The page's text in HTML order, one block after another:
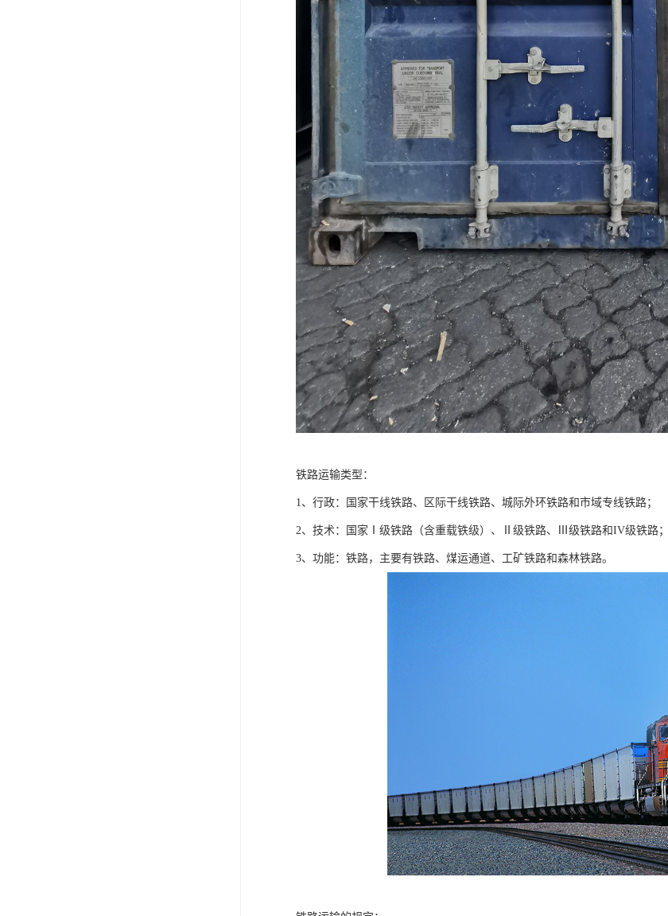
铁路运输类型：
1、行政：国家干线铁路、区际干线铁路、城际外环铁路和市域专线铁路；
2、技术：国家Ⅰ级铁路（含重载铁级）、Ⅱ级铁路、Ⅲ级铁路和IV级铁路；
3、功能：铁路，主要有铁路、煤运通道、工矿铁路和森林铁路。